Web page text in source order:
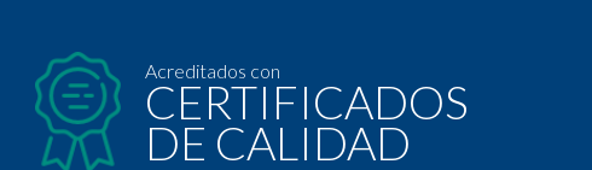
Acreditados con
CERTIFICADOS
DE CALIDAD